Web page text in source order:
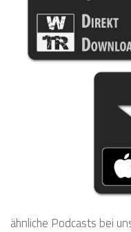
ähnliche Podcasts bei